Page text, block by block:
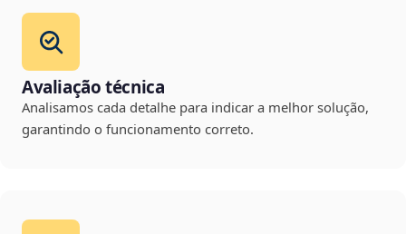
Avaliação técnica
Analisamos cada detalhe para indicar a melhor solução,
garantindo o funcionamento correto.